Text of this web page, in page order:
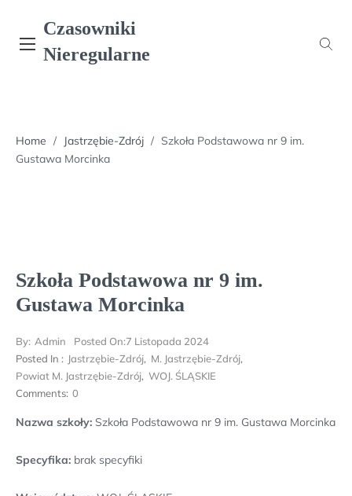
content
Czasowniki
Nieregularne
Home / Jastrzębie-Zdrój / Szkoła Podstawowa nr 9 im.
Gustawa Morcinka
Szkoła Podstawowa nr 9 im.
Gustawa Morcinka
By: Admin Posted On:7 Listopada 2024
Posted In : Jastrzębie-Zdrój, M. Jastrzębie-Zdrój,
Powiat M. Jastrzębie-Zdrój, WOJ. ŚLĄSKIE
Comments: 0
Nazwa szkoły: Szkoła Podstawowa nr 9 im. Gustawa Morcinka
Specyfika: brak specyfiki